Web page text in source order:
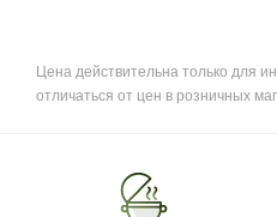
Цена действительна только для
отличаться от цен в розничных